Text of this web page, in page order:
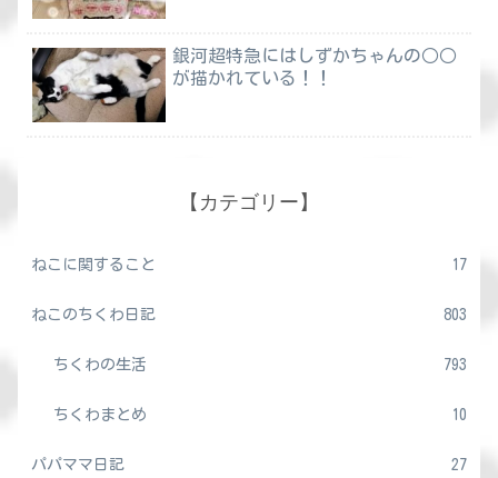
銀河超特急にはしずかちゃんの○○
が描かれている！！
【カテゴリー】
ねこに関すること 17
ねこのちくわ日記 803
ちくわの生活 793
ちくわまとめ 10
パパママ日記 27